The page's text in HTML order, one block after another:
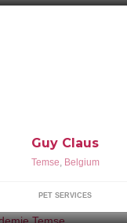
Guy Claus
Temse, Belgium
PET SERVICES